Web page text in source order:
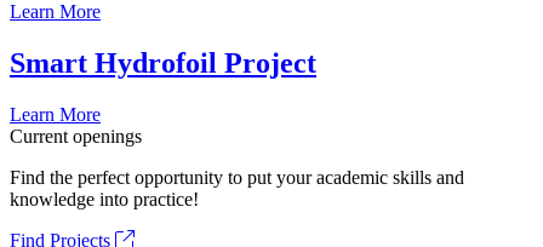
Learn More
Smart Hydrofoil Project
Learn More
Current openings
Find the perfect opportunity to put your academic skills and
knowledge into practice!
Find Projects